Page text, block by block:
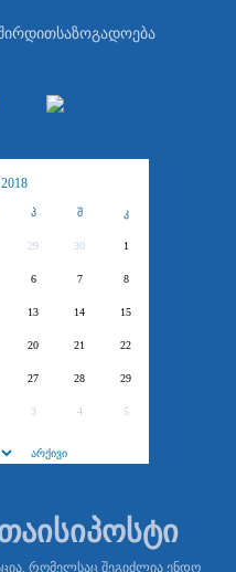
საზოგადოება
პ შ კ
29 30 1
6 7 8
13 14 15
20 21 22
27 28 29
3 4 5
რომელსაც შეგიძლია ენდო